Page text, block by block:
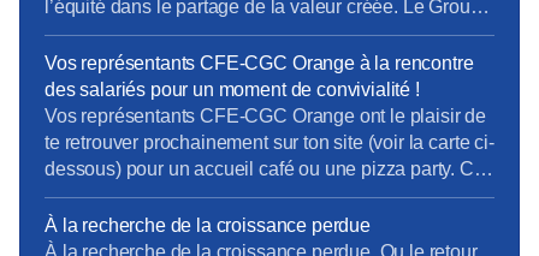
l’équité dans le partage de la valeur créée. Le Groupe
a dégagé près de 3 milliards d’euros de résultat net.
La direction en distribue près de 65% aux
actionnaires et seulement 3% à l’augmentation […]
Vos représentants CFE-CGC Orange à la rencontre
des salariés pour un moment de convivialité !
Vos représentants CFE-CGC Orange ont le plaisir de
te retrouver prochainement sur ton site (voir la carte ci-
dessous) pour un accueil café ou une pizza party. Ce
sera un moment de convivialité, d’échange et de
partage entre collègues. Au plaisir de vous retrouver
dès le mois de septembre !
À la recherche de la croissance perdue
À la recherche de la croissance perdue, Ou le retour